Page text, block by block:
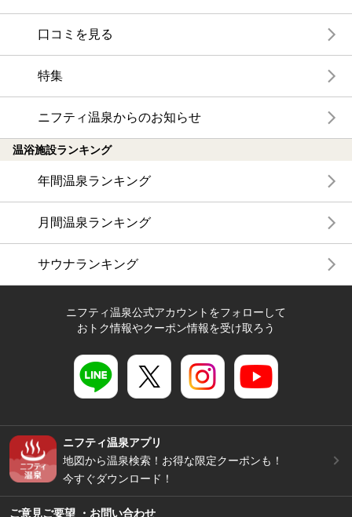
口コミを見る
特集
ニフティ温泉からのお知らせ
温浴施設ランキング
年間温泉ランキング
月間温泉ランキング
サウナランキング
ニフティ温泉公式アカウントをフォローして
おトク情報やクーポン情報を受け取ろう
ニフティ温泉アプリ
地図から温泉検索！お得な限定クーポンも！
今すぐダウンロード！
ご意見ご要望 ・お問い合わせ